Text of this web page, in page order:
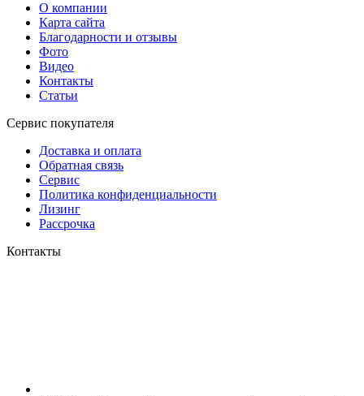
О компании
Карта сайта
Благодарности и отзывы
Фото
Видео
Контакты
Статьи
Сервис покупателя
Доставка и оплата
Обратная связь
Сервис
Политика конфиденциальности
Лизинг
Рассрочка
Контакты